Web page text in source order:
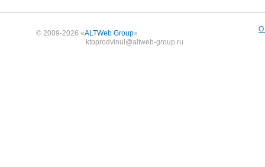
© 2009-2026 «ALTWeb Group»
ktoprodvinul@altweb-group.ru
О